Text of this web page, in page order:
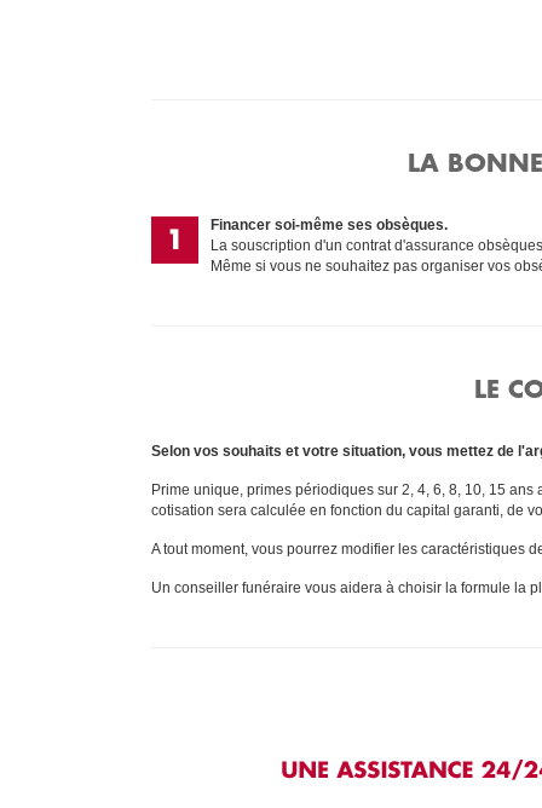
LA
Financer soi-même ses obsèques.
La souscription d'un contrat d'assurance
Même si vous ne souhaitez pas organiser vos
LE
Selon vos souhaits et votre situation, vous mettez de
Prime unique, primes périodiques sur 2, 4, 6, 8, 10, 15
cotisation sera calculée en fonction du capital garanti, de
A tout moment, vous pourrez modifier les caractéristiques
Un conseiller funéraire vous aidera à choisir la formule la